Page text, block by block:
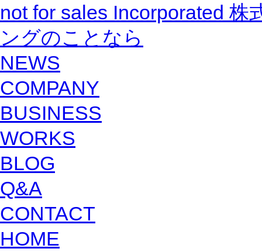
not for sales Incorporated
ングのことなら
NEWS
COMPANY
BUSINESS
WORKS
BLOG
Q&A
CONTACT
HOME